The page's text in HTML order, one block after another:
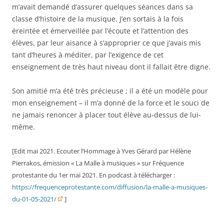
m’avait demandé d’assurer quelques séances dans sa
classe d’histoire de la musique. J’en sortais à la fois
éreintée et émerveillée par l’écoute et l’attention des
élèves, par leur aisance à s’approprier ce que j’avais mis
tant d’heures à méditer, par l’exigence de cet
enseignement de très haut niveau dont il fallait être digne.
Son amitié m’a été très précieuse ; il a été un modèle pour
mon enseignement – il m’a donné de la force et le souci de
ne jamais renoncer à placer tout élève au-dessus de lui-
même.
[Edit mai 2021. Ecouter l’Hommage à Yves Gérard par Hélène
Pierrakos, émission « La Malle à musiques » sur Fréquence
protestante du 1er mai 2021. En podcast à télécharger :
https://frequenceprotestante.com/diffusion/la-malle-a-musiques-
du-01-05-2021/
]